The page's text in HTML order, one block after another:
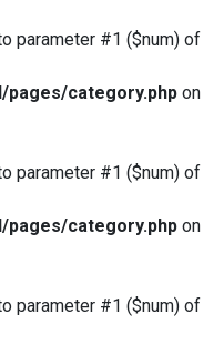
parameter #1 ($num) of
category.php on
parameter #1 ($num) of
category.php on
parameter #1 ($num) of